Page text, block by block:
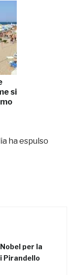
si
ha espulso
per la
Pirandello